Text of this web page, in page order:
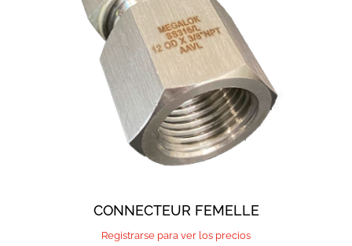
CONNECTEUR FEMELLE
Registrarse para ver los precios